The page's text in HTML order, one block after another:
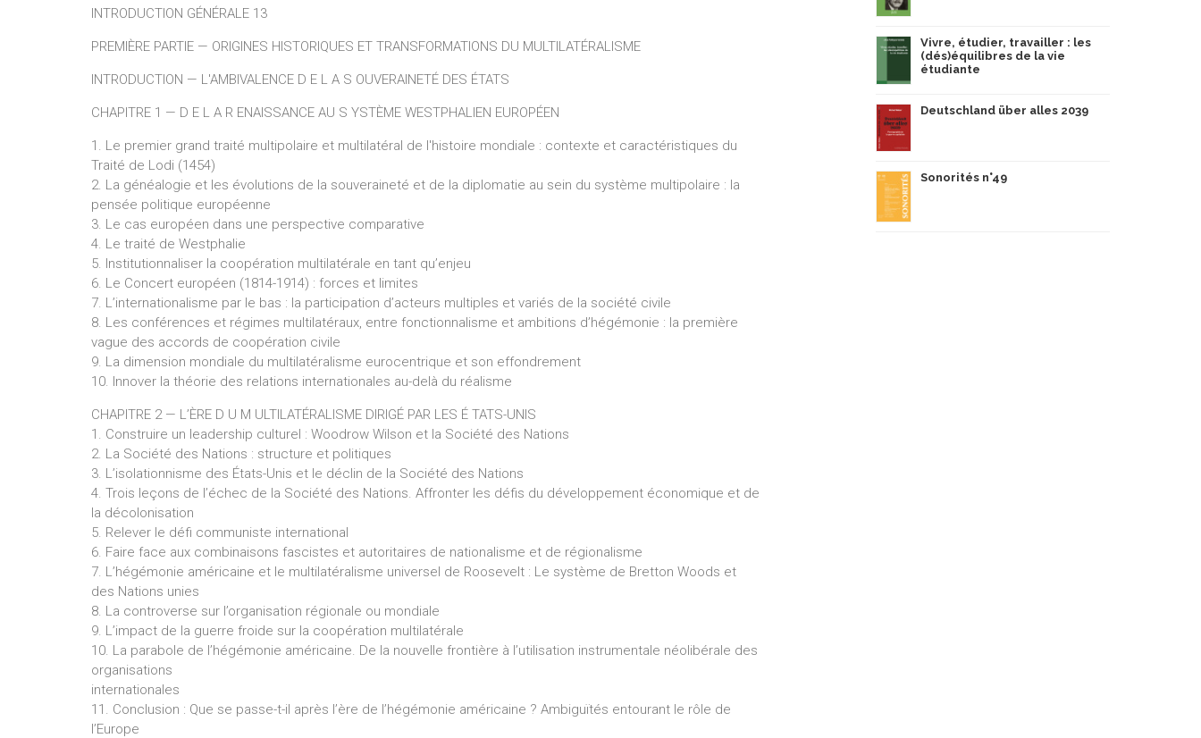
INTRODUCTION GÉNÉRALE 13
PREMIÈRE PARTIE — ORIGINES HISTORIQUES ET TRANSFORMATIONS DU MULTILATÉRALISME
INTRODUCTION — L'AMBIVALENCE D E L A S OUVERAINETÉ DES ÉTATS
CHAPITRE 1 — D E L A R ENAISSANCE AU S YSTÈME WESTPHALIEN EUROPÉEN
1. Le premier grand traité multipolaire et multilatéral de l'histoire mondiale : contexte et caractéristiques du
Traité de Lodi (1454)
2. La généalogie et les évolutions de la souveraineté et de la diplomatie au sein du système multipolaire : la
pensée politique européenne
3. Le cas européen dans une perspective comparative
4. Le traité de Westphalie
5. Institutionnaliser la coopération multilatérale en tant qu’enjeu
6. Le Concert européen (1814-1914) : forces et limites
7. L’internationalisme par le bas : la participation d’acteurs multiples et variés de la société civile
8. Les conférences et régimes multilatéraux, entre fonctionnalisme et ambitions d’hégémonie : la première
vague des accords de coopération civile
9. La dimension mondiale du multilatéralisme eurocentrique et son effondrement
10. Innover la théorie des relations internationales au-delà du réalisme
CHAPITRE 2 — L’ÈRE D U M ULTILATÉRALISME DIRIGÉ PAR LES É TATS-UNIS
1. Construire un leadership culturel : Woodrow Wilson et la Société des Nations
2. La Société des Nations : structure et politiques
3. L’isolationnisme des États-Unis et le déclin de la Société des Nations
4. Trois leçons de l’échec de la Société des Nations. Affronter les défis du développement économique et de
la décolonisation
5. Relever le défi communiste international
6. Faire face aux combinaisons fascistes et autoritaires de nationalisme et de régionalisme
7. L’hégémonie américaine et le multilatéralisme universel de Roosevelt : Le système de Bretton Woods et
des Nations unies
8. La controverse sur l’organisation régionale ou mondiale
9. L’impact de la guerre froide sur la coopération multilatérale
10. La parabole de l’hégémonie américaine. De la nouvelle frontière à l’utilisation instrumentale néolibérale des
organisations
internationales
11. Conclusion : Que se passe-t-il après l’ère de l’hégémonie américaine ? Ambiguïtés entourant le rôle de
l’Europe
Vivre, étudier, travailler : les
(dés)équilibres de la vie
étudiante
Deutschland über alles 2039
Sonorités n°49